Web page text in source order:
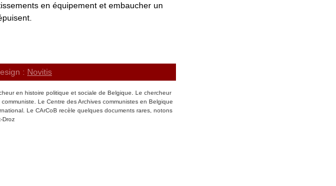
en équipement et embaucher un
: Novitis
en histoire politique et sociale de Belgique. Le chercheur
Le Centre des Archives communistes en Belgique
Le CArCoB recèle quelques documents rares, notons
Droz